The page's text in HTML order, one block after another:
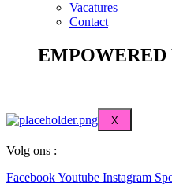
Vacatures
Contact
EMPOWERED
X
Volg ons :
FacebookYoutube Instagram